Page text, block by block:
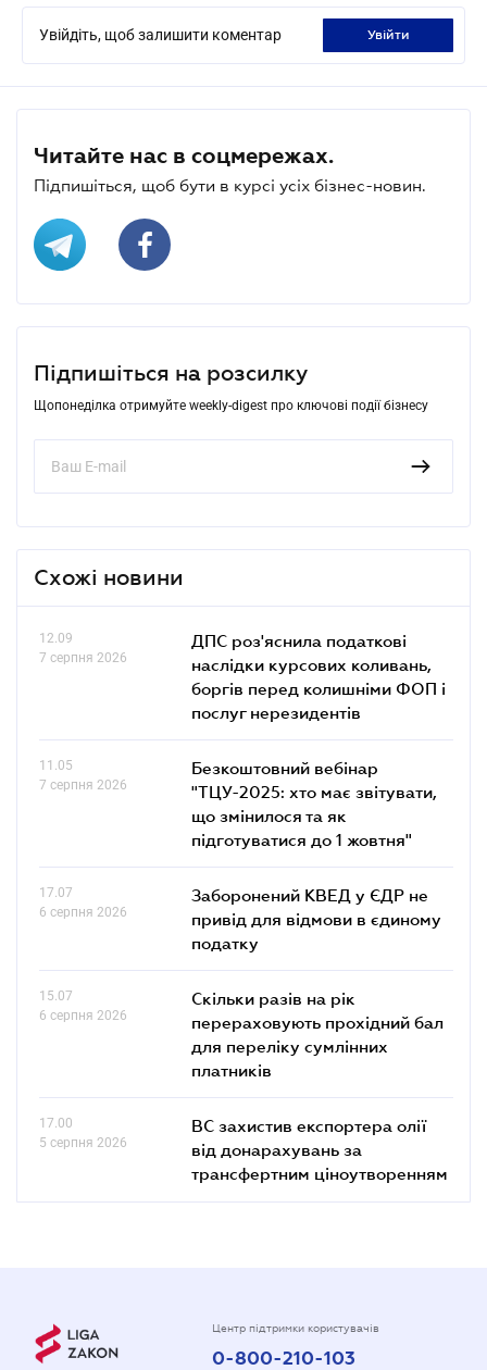
Увійдіть, щоб залишити коментар увійти
Читайте нас в соцмережах.
Підпишіться, щоб бути в курсі усіх бізнес-новин.
Підпишіться на розсилку
Щопонеділка отримуйте weekly-digest про ключові події бізнесу
Схожі новини
12.09
7 серпня 2026
ДПС роз'яснила податкові
наслідки курсових коливань,
боргів перед колишніми ФОП і
послуг нерезидентів
11.05
7 серпня 2026
Безкоштовний вебінар
"ТЦУ-2025: хто має звітувати,
що змінилося та як
підготуватися до 1 жовтня"
17.07
6 серпня 2026
Заборонений КВЕД у ЄДР не
привід для відмови в єдиному
податку
15.07
6 серпня 2026
Скільки разів на рік
перераховують прохідний бал
для переліку сумлінних
платників
17.00
5 серпня 2026
ВС захистив експортера олії
від донарахувань за
трансфертним ціноутворенням
Центр підтримки користувачів
0-800-210-103